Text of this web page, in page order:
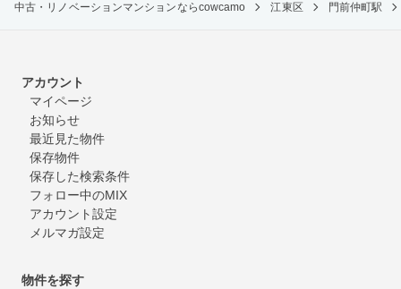
中古・リノベーションマンションならcowcamo 江東区 門前仲町駅
アカウント
マイページ
お知らせ
最近見た物件
保存物件
保存した検索条件
フォロー中のMIX
アカウント設定
メルマガ設定
物件を探す